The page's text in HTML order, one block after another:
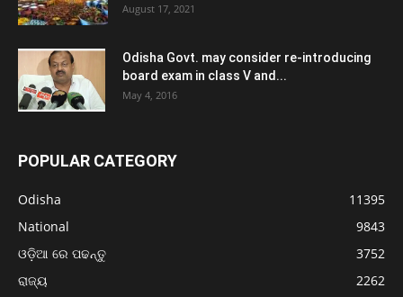
August 17, 2021
Odisha Govt. may consider re-introducing
board exam in class V and...
May 4, 2016
POPULAR CATEGORY
Odisha
11395
National
9843
ଓଡ଼ିଆ ରେ ପଢନ୍ତୁ
3752
ରାଜ୍ୟ
2262